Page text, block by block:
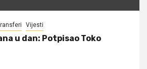
Vijesti
u dan: Potpisao Toko